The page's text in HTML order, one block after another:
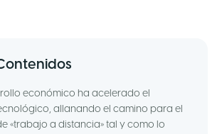
económico ha acelerado el
allanando el camino para el
«trabajo a distancia» tal y como lo